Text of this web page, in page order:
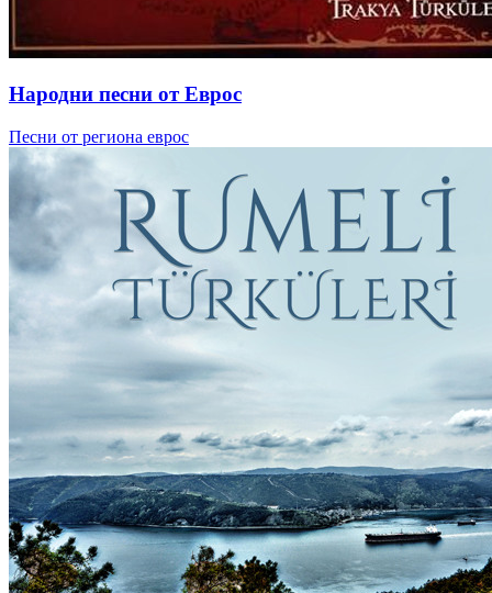
Народни песни от Еврос
Песни от региона еврос